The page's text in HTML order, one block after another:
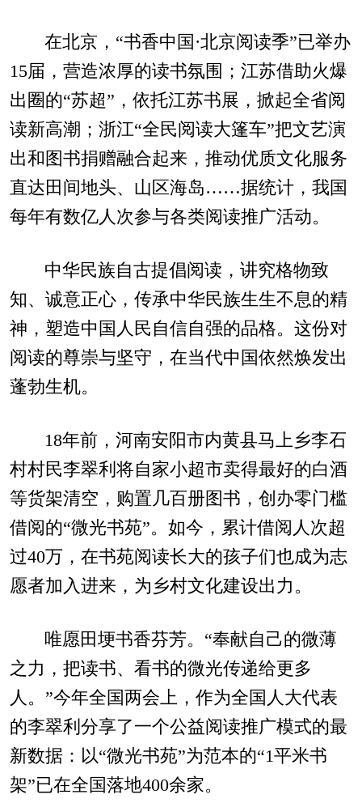
在北京，“书香中国·北京阅读季”已举办
15届，营造浓厚的读书氛围；江苏借助火爆
出圈的“苏超”，依托江苏书展，掀起全省阅
读新高潮；浙江“全民阅读大篷车”把文艺演
出和图书捐赠融合起来，推动优质文化服务
直达田间地头、山区海岛……据统计，我国
每年有数亿人次参与各类阅读推广活动。
中华民族自古提倡阅读，讲究格物致
知、诚意正心，传承中华民族生生不息的精
神，塑造中国人民自信自强的品格。这份对
阅读的尊崇与坚守，在当代中国依然焕发出
蓬勃生机。
18年前，河南安阳市内黄县马上乡李石
村村民李翠利将自家小超市卖得最好的白酒
等货架清空，购置几百册图书，创办零门槛
借阅的“微光书苑”。如今，累计借阅人次超
过40万，在书苑阅读长大的孩子们也成为志
愿者加入进来，为乡村文化建设出力。
唯愿田埂书香芬芳。“奉献自己的微薄
之力，把读书、看书的微光传递给更多
人。”今年全国两会上，作为全国人大代表
的李翠利分享了一个公益阅读推广模式的最
新数据：以“微光书苑”为范本的“1平米书
架”已在全国落地400余家。